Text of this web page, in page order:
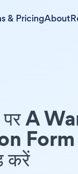
& PricingAbout
पर A
Form
करें